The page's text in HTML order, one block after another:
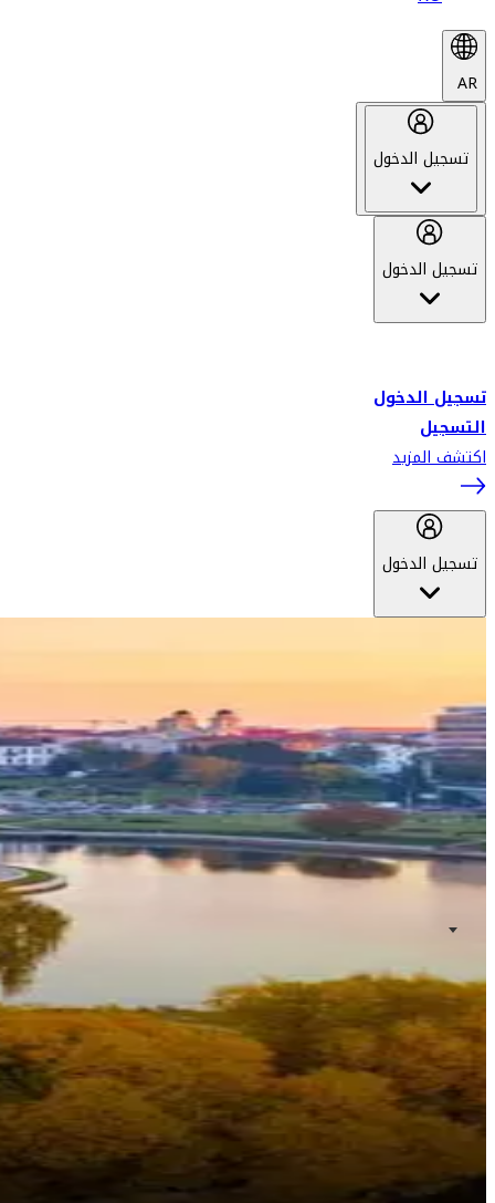
AR
تسجيل الدخول
تسجيل الدخول
تسجيل الدخول
التسجيل
اكتشف المزيد
تسجيل الدخول